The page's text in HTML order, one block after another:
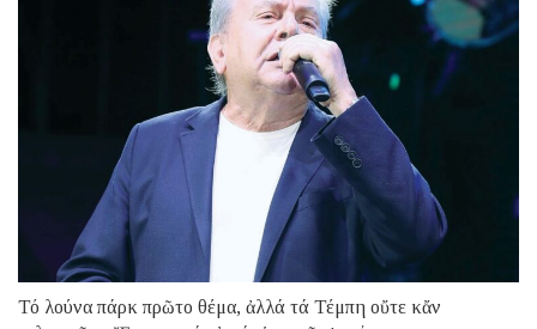
Τό λούνα πάρκ πρῶτο θέμα, ἀλλά τά Τέμπη οὔτε κἄν